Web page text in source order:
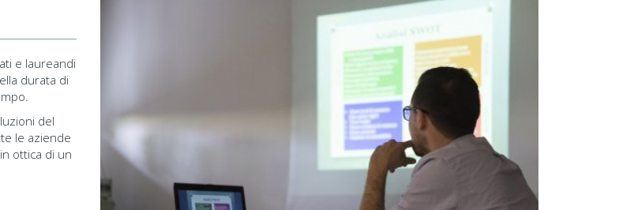
e laureandi
durata di
del
le aziende
in ottica di un